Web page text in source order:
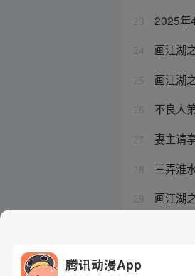
23 2025年
24 画江湖
25 画江湖
26 不良人
27 妻主请
28 三弄淮
29 画江湖
腾讯动漫App